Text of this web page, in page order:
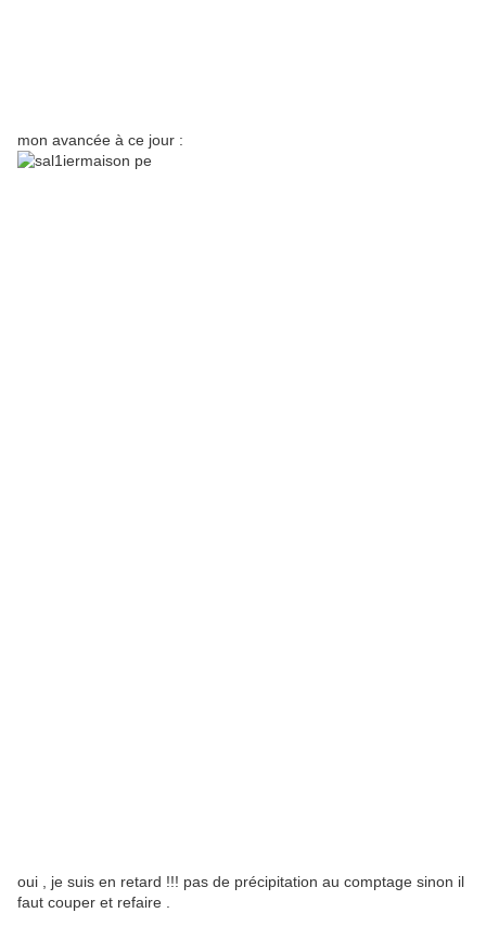
mon avancée à ce jour :
oui , je suis en retard !!! pas de précipitation au comptage sinon il
faut couper et refaire .